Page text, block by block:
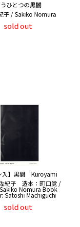
ひとつの黒闇
子 / Sakiko Nomura
sold out
入】黒闇 Kuroyami
紀子 造本：町口覚 /
Nomura Book
Satoshi Machiguchi
sold out